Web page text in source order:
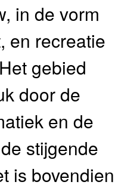
in de vorm
en recreatie
gebied
door de
en de
stijgende
is bovendien